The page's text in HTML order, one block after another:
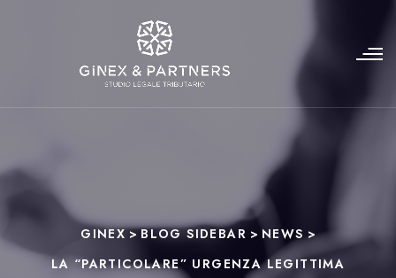
GINEX>BLOG SIDEBAR > NEWS >
LA “PARTICOLARE” URGENZA LEGITTIMA